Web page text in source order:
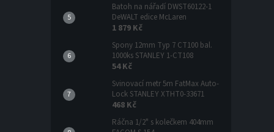
Batoh na nářadí DWST60122-1
DeWALT edice McLaren
1 879 Kč
Spony 12mm Typ 7 CT100 bal.
1000ks STANLEY 1-CT108
54 Kč
Svinovací metr 5m FatMax Auto-
Lock STANLEY XTHT0-33671
468 Kč
Ráčna 1/2" s kolečkem 404mm